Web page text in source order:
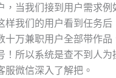
，当我们接到用户需求
样我们的用户看到任务
十万兼职用户全部带作
！所以系统是查不到人
服微信深入了解把。